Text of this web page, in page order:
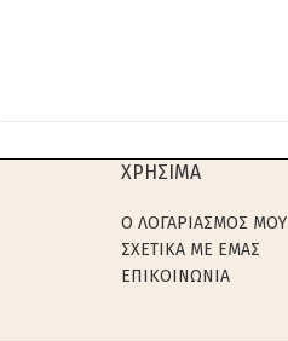
ΧΡΗΣΙΜΑ
Ο ΛΟΓΑΡΙΑΣΜΟΣ ΜΟΥ
ΣΧΕΤΙΚΑ ΜΕ ΕΜΑΣ
ΕΠΙΚΟΙΝΩΝΙΑ